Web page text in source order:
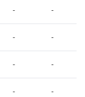
- -
- -
- -
- -